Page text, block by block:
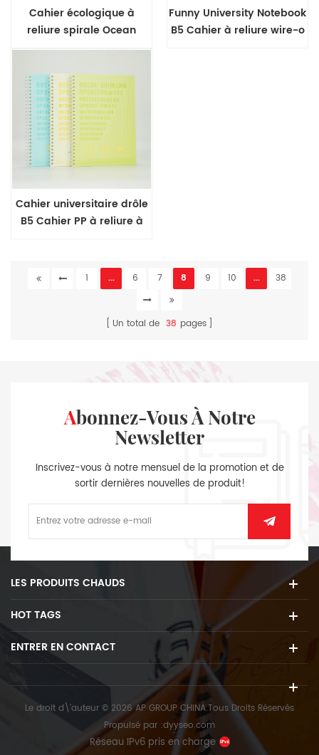
Cahier écologique à
reliure spirale Ocean
Range
Funny University Notebook
B5 Cahier à reliure wire-o
Cahier universitaire drôle
B5 Cahier PP à reliure à
1 ... 6 7 8 9 10 ... 38
Un total de 38 pages
Abonnez-Vous À Notre
Newsletter
Inscrivez-vous à notre mensuel de la promotion et de
sortir dernières nouvelles de produit!
LES PRODUITS CHAUDS
HOT TAGS
ENTRER EN CONTACT
Le droit d\'auteur © 2026 AP GROUP CHINA.Tous Droits Réservés
Propulsé par :dyyseo.com
Réseau IPv6 pris en charge